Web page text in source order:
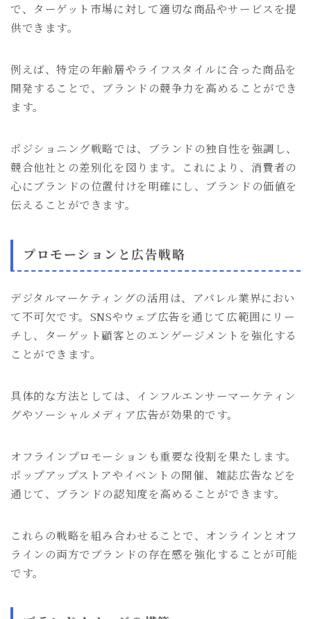
で、ターゲット市場に対して適切な商品やサービスを提
供できます。
例えば、特定の年齢層やライフスタイルに合った商品を
開発することで、ブランドの競争力を高めることができ
ます。
ポジショニング戦略では、ブランドの独自性を強調し、
競合他社との差別化を図ります。これにより、消費者の
心にブランドの位置付けを明確にし、ブランドの価値を
伝えることができます。
プロモーションと広告戦略
デジタルマーケティングの活用は、アパレル業界におい
て不可欠です。SNSやウェブ広告を通じて広範囲にリー
チし、ターゲット顧客とのエンゲージメントを強化する
ことができます。
具体的な方法としては、インフルエンサーマーケティン
グやソーシャルメディア広告が効果的です。
オフラインプロモーションも重要な役割を果たします。
ポップアップストアやイベントの開催、雑誌広告などを
通じて、ブランドの認知度を高めることができます。
これらの戦略を組み合わせることで、オンラインとオフ
ラインの両方でブランドの存在感を強化することが可能
です。